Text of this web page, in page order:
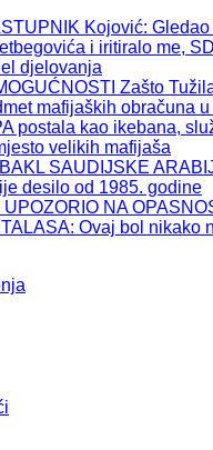
Kojović: Gledao
i iritiralo me,
djelovanja
Zašto
mafijaških obračuna
postala kao ikebana,
velikih mafijaša
SAUDIJSKE
desilo od 1985. godine
UPOZORIO NA
Ovaj bol nikako